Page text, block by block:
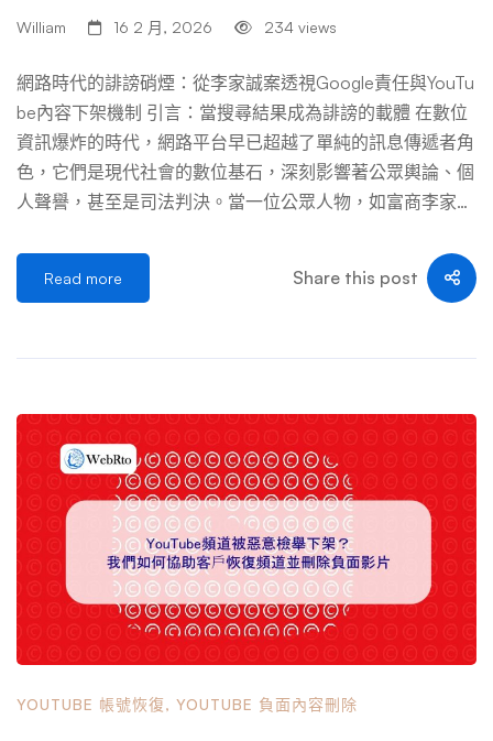
處國家的法律體系息息相關。了解不同地區的差異，能幫助
當事人評估自身處境與可運用的法律工具。 整體而言，全
球趨勢正逐漸從單純的言論自由保護，轉向更平衡地兼顧個
人隱私與尊嚴。特別是針對非自願的、惡意的個人攻擊，法
律與社會共識都逐漸傾向於提供受害者更及時、更有效的救
濟管道。 第六章：未來展望：科技、法律與平台責任 […] …
William 16 2 月, 2026 234 views
網路時代的誹謗硝煙：從李家誠案透視Google責任與YouTu
be內容下架機制 引言：當搜尋結果成為誹謗的載體 在數位
資訊爆炸的時代，網路平台早已超越了單純的訊息傳遞者角
色，它們是現代社會的數位基石，深刻影響著公眾輿論、個
人聲譽，甚至是司法判決。當一位公眾人物，如富商李家
上緊密相連時，一場圍繞著言論自由、個人名譽權與平台責
任的複雜角力便由此展開。這不僅僅是一宗個別的誹謗案
心爭議，並藉由專家的視角，詳細解構YouTube的內容下架
程序，剖析此案對未來網路治理的深遠影響。 第一章：李
家誠誹謗案始末：一場在雲端進行的名譽攻防 1.1 案件的源
起：負面影片的出現與傳播 一切爭議的起點，源自於一支
或多支在YouTube平台上流傳的負面影片。這些影片的內容
據稱涉及對香港知名富商李家誠先生的虛假指控與惡意誹
謗，對其個人聲譽及關聯企業的品牌形象造成了嚴重打擊。
在網路效應的催化下，這些影片不僅在YouTube上累積了可
觀的觀看次數，更關鍵的是，由於Google搜尋引擎的強大
關關鍵字時，這些負面影片的標題、描述及縮圖往往會出現
Read more Share this post
YOUTUBE 帳號恢復, YOUTUBE 負面內容刪除